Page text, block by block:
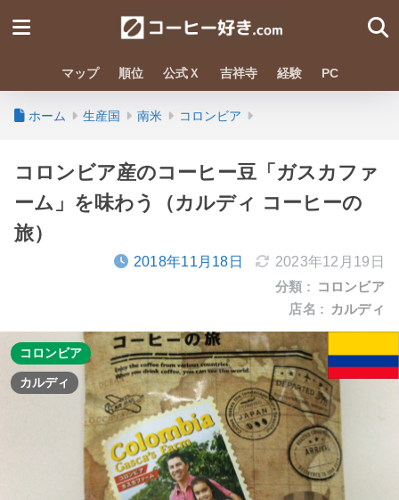
マップ 順位 公式Ｘ 吉祥寺 経験 PC
ホーム 生産国 南米 コロンビア
コロンビア産のコーヒー豆「ガスカファ
ーム」を味わう（カルディ コーヒーの
旅）
2018年11月18日
2023年12月19日
分類 : コロンビア
店名 : カルディ
コロンビア
カルディ